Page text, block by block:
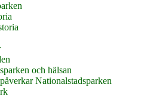
och hälsan
Nationalstadsparken